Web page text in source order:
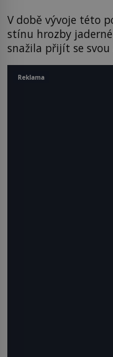
V době vývoje této
stínu hrozby
snažila přijít se
Reklama